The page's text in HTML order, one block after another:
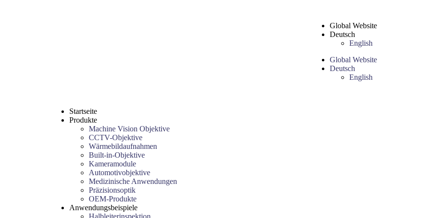
Global Website
Deutsch
English
Global Website
Deutsch
English
Startseite
Produkte
Machine Vision Objektive
CCTV-Objektive
Wärmebildaufnahmen
Built-in-Objektive
Kameramodule
Automotivobjektive
Medizinische Anwendungen
Präzisionsoptik
OEM-Produkte
Anwendungsbeispiele
Halbleiterinspektion